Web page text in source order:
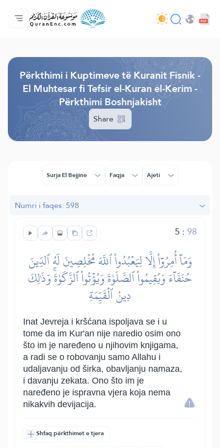
Ballina
Indeksi i Përkthimeve
Audio
Shërbime për zhvillues (programues) - API
Rreth projektit
Na kontaktoni
Gjuha
Përkthimi i Kuptimeve të Kuranit Fisnik -
El Muhtesar fi Tefsir el-Kuran el-Kerim -
Përkthimi Boshnjakisht
Share
Surja El Bejjine Faqja Ajeti
Numri i faqes: 598
5 :98
وَمَآ أُمِرُوٓاْ إِلَّا لِيَعۡبُدُواْ ٱللَّهَ مُخۡلِصِينَ لَهُ ٱلدِّينَ
حُنَفَآءَ وَيُقِيمُواْ ٱلصَّلَوٰةَ وَيُؤۡتُواْ ٱلزَّكَوٰةَۚ وَذَٰلِكَ
دِينُ ٱلۡقَيِّمَةِ
Inat Jevreja i kršćana ispoljava se i u
tome da im Kur'an nije naredio osim ono
što im je naređeno u njihovim knjigama,
a radi se o robovanju samo Allahu i
udaljavanju od širka, obavljanju namaza,
i davanju zekata. Ono što im je
naređeno je ispravna vjera koja nema
nikakvih devijacija.
Shfaq përkthimet e tjera